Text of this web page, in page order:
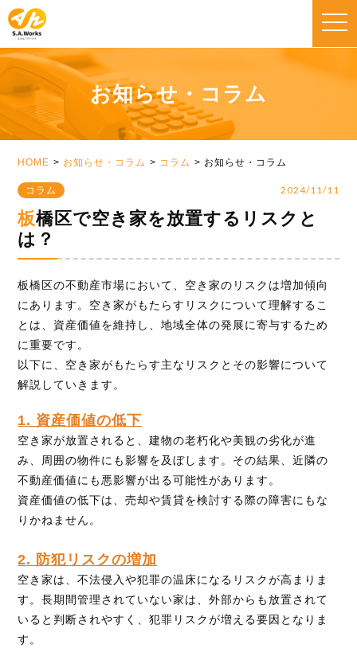
toggle
お知らせ・コラム
HOME お知らせ・コラム コラム お知らせ・コラム
コラム 2024/11/11
板橋区で空き家を放置するリスクと
は？
板橋区の不動産市場において、空き家のリスクは増加傾向
にあります。空き家がもたらすリスクについて理解するこ
とは、資産価値を維持し、地域全体の発展に寄与するため
に重要です。
以下に、空き家がもたらす主なリスクとその影響について
解説していきます。
1. 資産価値の低下
空き家が放置されると、建物の老朽化や美観の劣化が進
み、周囲の物件にも影響を及ぼします。その結果、近隣の
不動産価値にも悪影響が出る可能性があります。
資産価値の低下は、売却や賃貸を検討する際の障害にもな
りかねません。
2. 防犯リスクの増加
空き家は、不法侵入や犯罪の温床になるリスクが高まりま
す。長期間管理されていない家は、外部からも放置されて
いると判断されやすく、犯罪リスクが増える要因となりま
す。